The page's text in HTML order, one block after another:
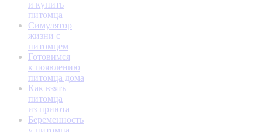
и купить
питомца
Симулятор
жизни с
питомцем
Готовимся
к появлению
питомца дома
Как взять
питомца
из приюта
Беременность
у питомца